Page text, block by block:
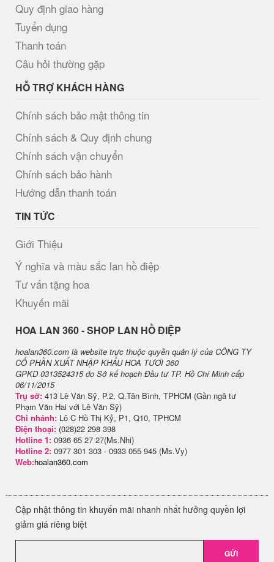
Quy định giao hàng
Tuyển dụng
Thanh toán
Câu hỏi thường gặp
HỖ TRỢ KHÁCH HÀNG
Chính sách bảo mật thông tin
Chính sách & Quy định chung
Chính sách vận chuyển
Chính sách bảo hành
Hướng dẫn thanh toán
TIN TỨC
Giới Thiệu
Ý nghĩa và màu sắc lan hồ điệp
Tư vấn tặng hoa
Khuyến mãi
H​OA LAN 360 - SHOP LAN HỒ ĐIỆP
hoalan360.com là website trực thuộc quyền quản lý của CÔNG TY
CỔ PHẦN XUẤT NHẬP KHẨU HOA TƯƠI 360
GPKD 0313524315 do Sở kế hoạch Đầu tư TP. Hồ Chí Minh cấp
06/11/2015
Trụ sở: 413 Lê Văn Sỹ, P.2, Q.Tân Bình, TPHCM (Gần ngã tư
Phạm Văn Hai với Lê Văn Sỹ)
Chi nhánh: Lô C Hồ Thị Kỷ, P1, Q10, TPHCM
Điện thoại: (028)22 298 398
Hotline 1: 0936 65 27 27(Ms.Nhi)
Hotline 2: 0977 301 303 - 0933 055 945 (Ms.Vy)
Web:hoalan360.com
Cập nhật thông tin khuyến mãi nhanh nhất hưởng quyền lợi
giảm giá riêng biệt
GỬI